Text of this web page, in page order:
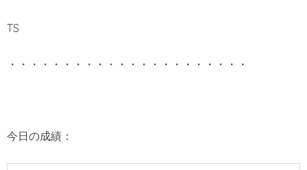
TS
・・・・・・・・・・・・・・・・・・・・・・
今日の成績：